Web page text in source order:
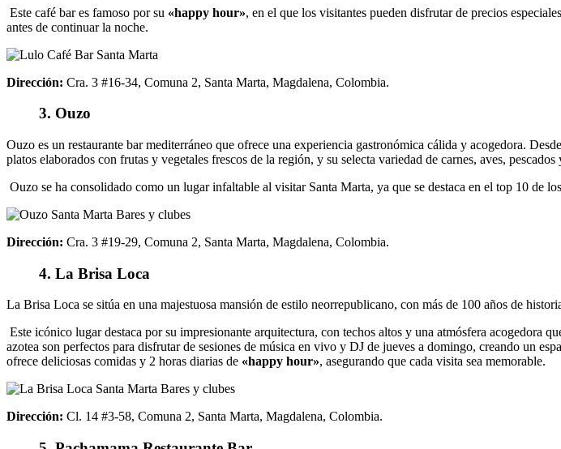
Este café bar es famoso por su «happy hour», en el que los visitantes pueden disfrutar de precios
antes de continuar la noche.
Dirección: Cra. 3 #16-34, Comuna 2, Santa Marta, Magdalena, Colombia.
3. Ouzo
Ouzo es un restaurante bar mediterráneo que ofrece una experiencia gastronómica cálida y acogedora.
platos elaborados con frutas y vegetales frescos de la región, y su selecta variedad de carnes, aves,
Ouzo se ha consolidado como un lugar infaltable al visitar Santa Marta, ya que se destaca en el top 10 de
Dirección: Cra. 3 #19-29, Comuna 2, Santa Marta, Magdalena, Colombia.
4. La Brisa Loca
La Brisa Loca se sitúa en una majestuosa mansión de estilo neorrepublicano, con más de 100 años de
Este icónico lugar destaca por su impresionante arquitectura, con techos altos y una atmósfera acogedora
azotea son perfectos para disfrutar de sesiones de música en vivo y DJ de jueves a domingo, creando un
ofrece deliciosas comidas y 2 horas diarias de «happy hour», asegurando que cada visita sea memorable.
Dirección: Cl. 14 #3-58, Comuna 2, Santa Marta, Magdalena, Colombia.